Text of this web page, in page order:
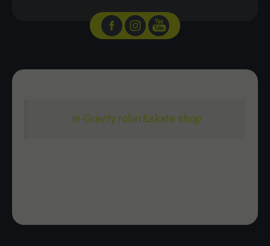
In-Gravity roller&skate shop